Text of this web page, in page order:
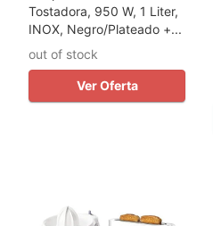
Tostadora, 950 W, 1 Liter,
INOX, Negro/Plateado +...
out of stock
Ver Oferta